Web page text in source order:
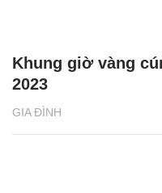
GIA ĐÌNH
Khung giờ vàng
2023